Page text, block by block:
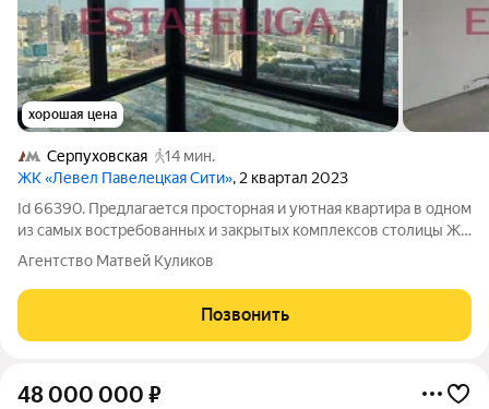
хорошая цена
Серпуховская
14 мин.
ЖК «Левел Павелецкая Сити», 2 квартал 2023
Id 66390. Предлагается просторная и уютная квартира в одном
из самых востребованных и закрытых комплексов столицы ЖК
«Левел Павелецкая Сити». Предлагаем вам уникальную
возможность стать владельцем стильной квартиры в
современном жилом комплексе
Агентство Матвей Куликов
Позвонить
48 000 000 ₽